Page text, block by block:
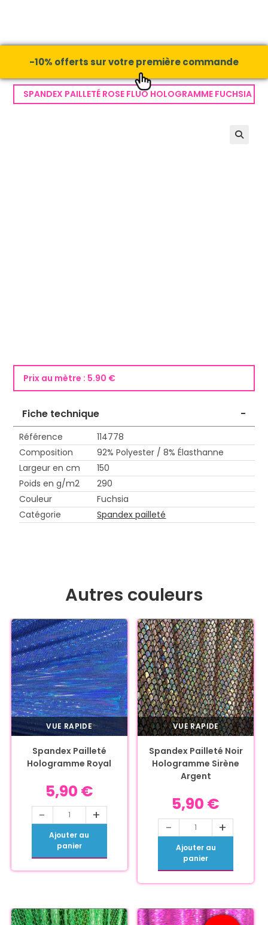
-10% offerts sur votre première commande
SPANDEX PAILLETÉ ROSE FLUO HOLOGRAMME FUCHSIA
Prix au mètre : 5.90 €
Fiche technique -
Référence
114778
Composition
92% Polyester / 8% Élasthanne
Largeur en cm
150
Poids en g/m2
290
Couleur
Fuchsia
Catégorie
Spandex pailleté
Autres couleurs
VUE RAPIDE
Spandex Pailleté
Hologramme Royal
5,90 €
- +
Ajouter au
panier
VUE RAPIDE
Spandex Pailleté Noir
Hologramme Sirène
Argent
5,90 €
- +
Ajouter au
panier